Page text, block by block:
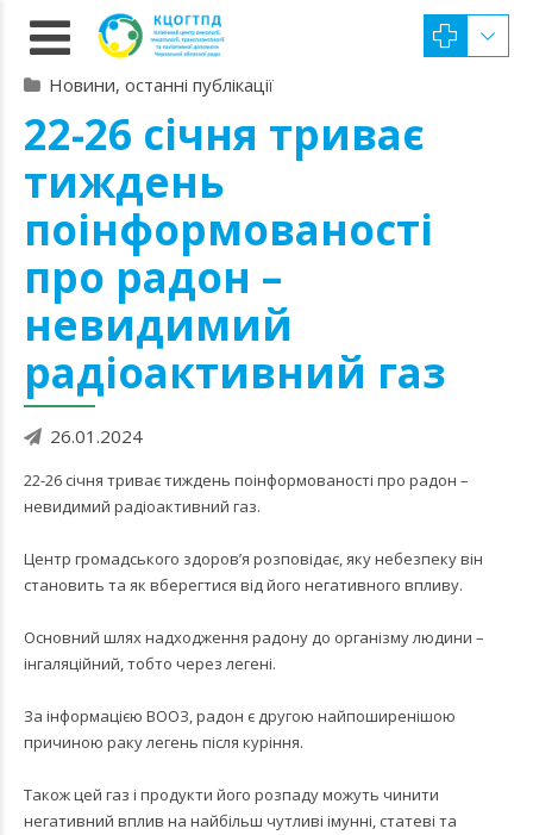
Новини, останні публікації
22-26 січня триває
тиждень
поінформованості
про радон –
невидимий
радіоактивний газ
26.01.2024
22-26 січня триває тиждень поінформованості про радон –
невидимий радіоактивний газ.
Центр громадського здоров’я розповідає, яку небезпеку він
становить та як вберегтися від його негативного впливу.
Основний шлях надходження радону до організму людини –
інгаляційний, тобто через легені.
За інформацією ВООЗ, радон є другою найпоширенішою
причиною раку легень після куріння.
Також цей газ і продукти його розпаду можуть чинити
негативний вплив на найбільш чутливі імунні, статеві та